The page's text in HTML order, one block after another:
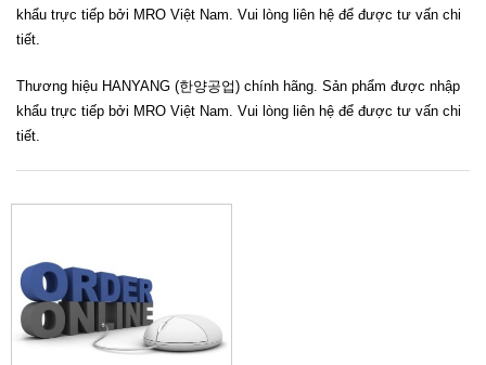
khẩu trực tiếp bởi MRO Việt Nam. Vui lòng liên hệ để được tư vấn chi
tiết.
Thương hiệu HANYANG (한양공업) chính hãng. Sản phẩm được nhập
khẩu trực tiếp bởi MRO Việt Nam. Vui lòng liên hệ để được tư vấn chi
tiết.